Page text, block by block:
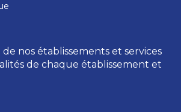
nos établissements et services
de chaque établissement et